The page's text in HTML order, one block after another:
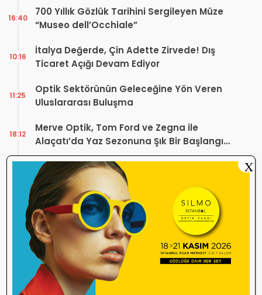
700 Yıllık Gözlük Tarihini Sergileyen Müze
“Museo dell’Occhiale”
16:40
İtalya Değerde, Çin Adette Zirvede! Dış
Ticaret Açığı Devam Ediyor
10:16
Optik Sektörünün Geleceğine Yön Veren
Uluslararası Buluşma
11:25
Merve Optik, Tom Ford ve Zegna ile
Alaçatı’da Yaz Sezonuna Şık Bir Başlangıç ​​
Yaptı
18:12
Optik Mağazalarındaki Hizmet Kalitesi
Mercek Altında! Görüşünüz Sektörün
Geleceğini Şekillendirebilir
Yönetmelik Tartışmalarına TOGB’dan
Açıklama! Yeni Hüküm Yok, Teknik
Düzenleme Var
13:32
Danıştay’dan TOGB’ye İki Kritik Karar!
Atilla Karip’in Açtığı Davalarda Yürütmeyi
Durdurma Kararı
Bir günde 150 bin kişi okudu! Optik sektörü
13:16
X